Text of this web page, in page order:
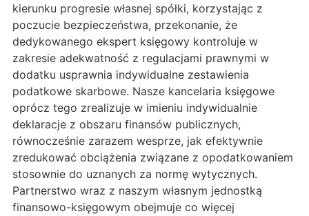
kierunku progresie własnej spółki, korzystając z
poczucie bezpieczeństwa, przekonanie, że
dedykowanego ekspert księgowy kontroluje w
zakresie adekwatność z regulacjami prawnymi w
dodatku usprawnia indywidualne zestawienia
podatkowe skarbowe. Nasze kancelaria księgowe
oprócz tego zrealizuje w imieniu indywidualnie
deklaracje z obszaru finansów publicznych,
równocześnie zarazem wesprze, jak efektywnie
zredukować obciążenia związane z opodatkowaniem
stosownie do uznanych za normę wytycznych.
Partnerstwo wraz z naszym własnym jednostką
finansowo-księgowym obejmuje co więcej